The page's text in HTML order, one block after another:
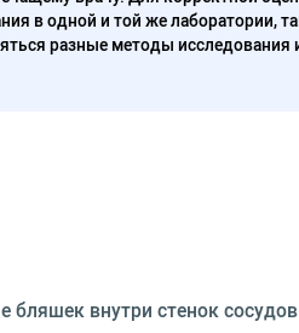
в одной и той же лаборатории,
разные методы исследования
бляшек внутри стенок